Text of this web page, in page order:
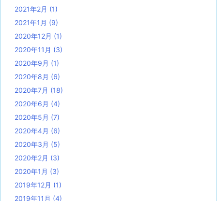
2021年2月 (1)
2021年1月 (9)
2020年12月 (1)
2020年11月 (3)
2020年9月 (1)
2020年8月 (6)
2020年7月 (18)
2020年6月 (4)
2020年5月 (7)
2020年4月 (6)
2020年3月 (5)
2020年2月 (3)
2020年1月 (3)
2019年12月 (1)
2019年11月 (4)